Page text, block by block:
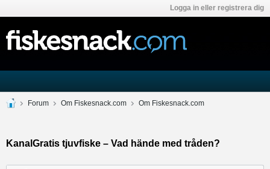
Logga in eller registrera dig
Forum Om Fiskesnack.com Om Fiskesnack.com
KanalGratis tjuvfiske – Vad hände med tråden?